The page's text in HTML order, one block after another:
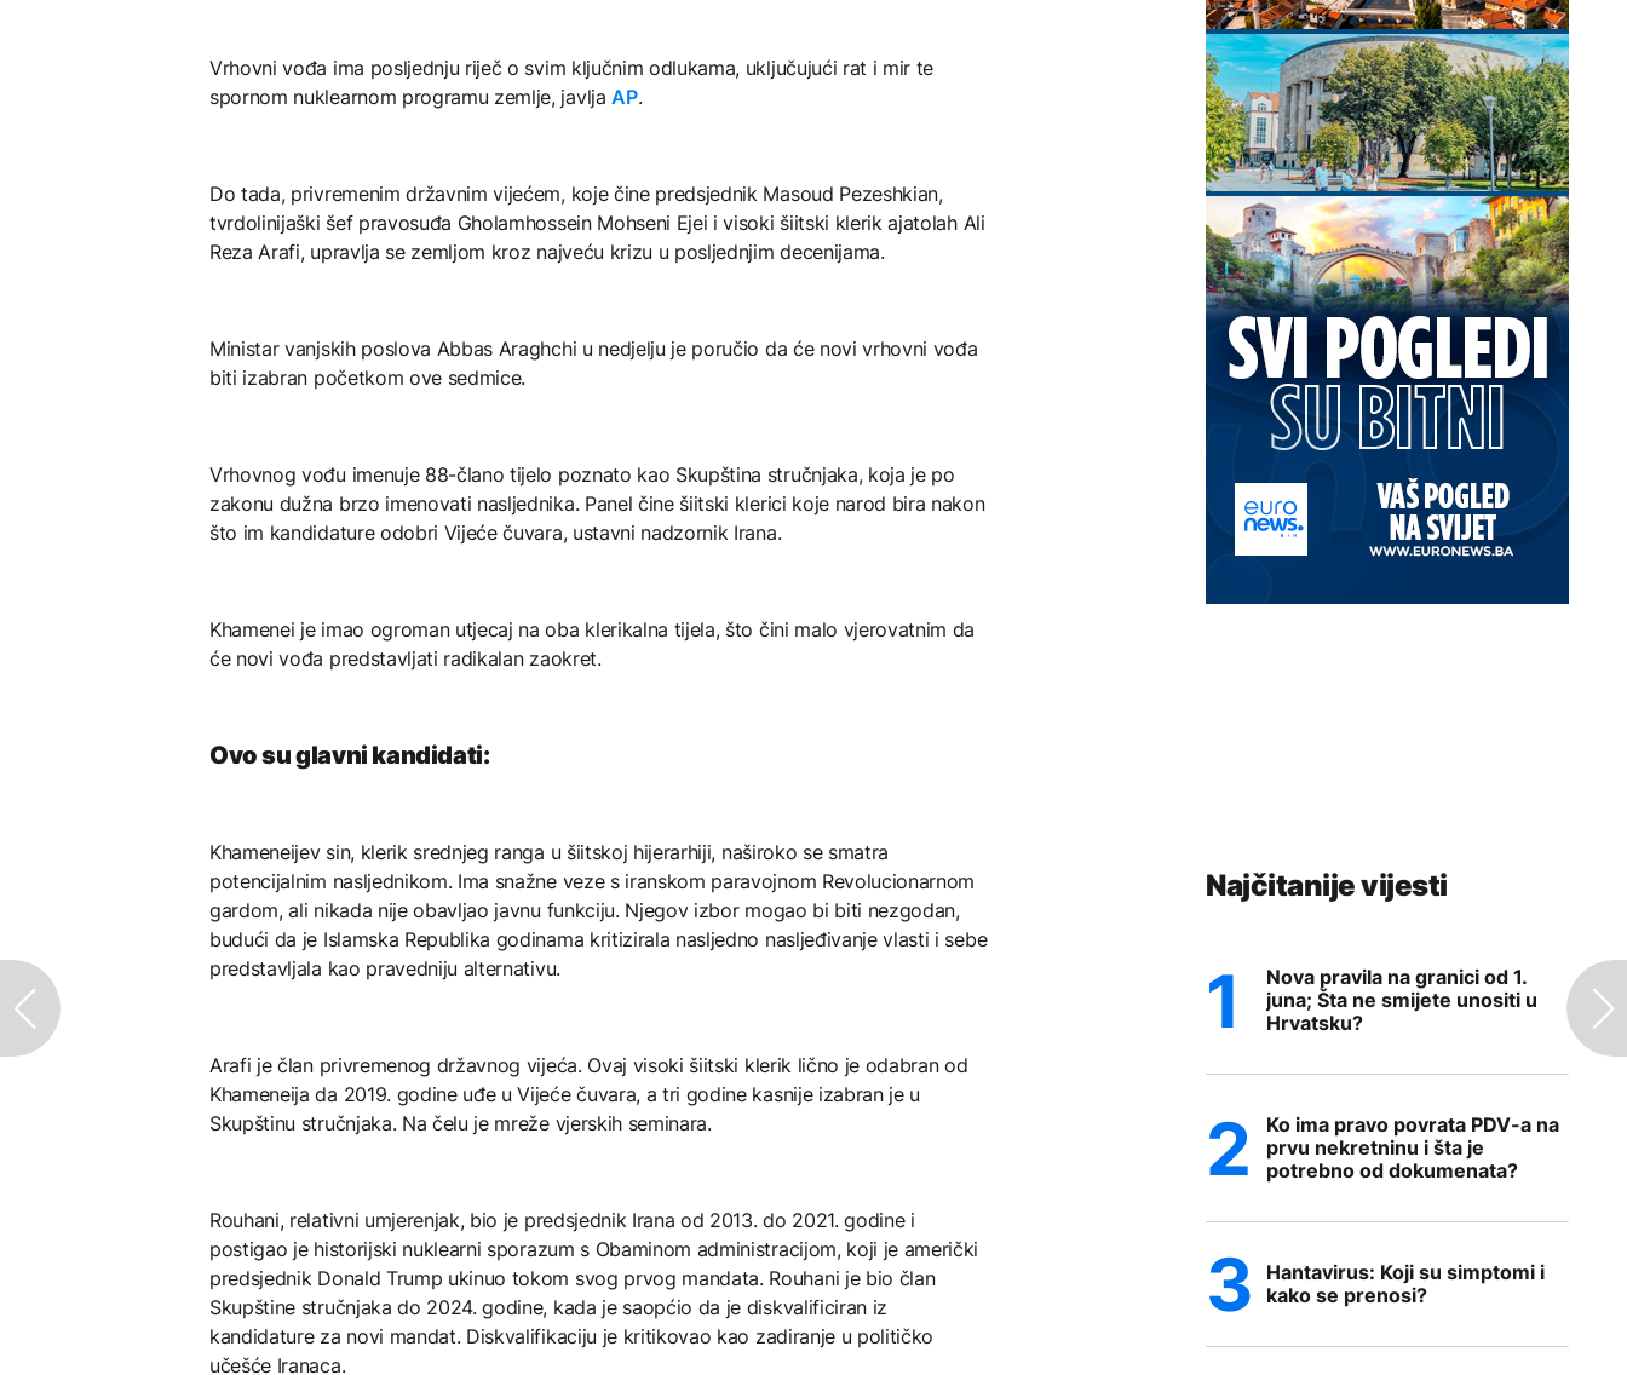
Vrhovni vođa ima posljednju riječ o svim ključnim odlukama, uključujući rat i mir te
spornom nuklearnom programu zemlje, javljaAP.
Do tada, privremenim državnim vijećem, koje čine predsjednik Masoud Pezeshkian,
tvrdolinijaški šef pravosuđa Gholamhossein Mohseni Ejei i visoki šiitski klerik ajatolah Ali
Reza Arafi, upravlja se zemljom kroz najveću krizu u posljednjim decenijama.
Ministar vanjskih poslova Abbas Araghchi u nedjelju je poručio da će novi vrhovni vođa
biti izabran početkom ove sedmice.
Vrhovnog vođu imenuje 88-člano tijelo poznato kao Skupština stručnjaka, koja je po
zakonu dužna brzo imenovati nasljednika. Panel čine šiitski klerici koje narod bira nakon
što im kandidature odobri Vijeće čuvara, ustavni nadzornik Irana.
Khamenei je imao ogroman utjecaj na oba klerikalna tijela, što čini malo vjerovatnim da
će novi vođa predstavljati radikalan zaokret.
Ovo su glavni kandidati:
Khameneijev sin, klerik srednjeg ranga u šiitskoj hijerarhiji, naširoko se smatra
potencijalnim nasljednikom. Ima snažne veze s iranskom paravojnom Revolucionarnom
gardom, ali nikada nije obavljao javnu funkciju. Njegov izbor mogao bi biti nezgodan,
budući da je Islamska Republika godinama kritizirala nasljedno nasljeđivanje vlasti i sebe
predstavljala kao pravedniju alternativu.
Arafi je član privremenog državnog vijeća. Ovaj visoki šiitski klerik lično je odabran od
Khameneija da 2019. godine uđe u Vijeće čuvara, a tri godine kasnije izabran je u
Skupštinu stručnjaka. Na čelu je mreže vjerskih seminara.
Rouhani, relativni umjerenjak, bio je predsjednik Irana od 2013. do 2021. godine i
postigao je historijski nuklearni sporazum s Obaminom administracijom, koji je američki
predsjednik Donald Trump ukinuo tokom svog prvog mandata. Rouhani je bio član
Skupštine stručnjaka do 2024. godine, kada je saopćio da je diskvalificiran iz
kandidature za novi mandat. Diskvalifikaciju je kritikovao kao zadiranje u političko
učešće Iranaca.
Najčitanije vijesti
Nova pravila na granici od 1.
juna; Šta ne smijete unositi u
Hrvatsku?
Ko ima pravo povrata PDV-a na
prvu nekretninu i šta je
potrebno od dokumenata?
Hantavirus: Koji su simptomi i
kako se prenosi?